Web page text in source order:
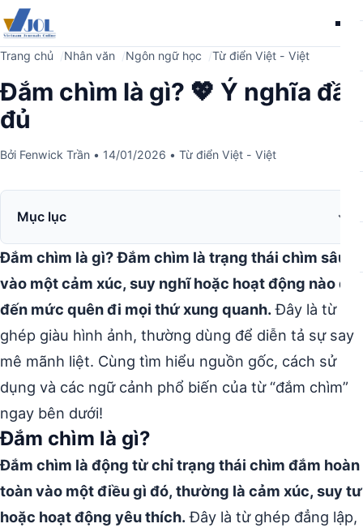
Trang chủ Nhân văn Ngôn ngữ học Từ điển Việt - Việt
Đắm chìm là gì? 💖 Ý nghĩa đầy
đủ
Bởi Fenwick Trần • 14/01/2026 • Từ điển Việt - Việt
Mục lục
Đắm chìm là gì? Đắm chìm là trạng thái chìm sâu
vào một cảm xúc, suy nghĩ hoặc hoạt động nào đó
đến mức quên đi mọi thứ xung quanh.Đây là từ
ghép giàu hình ảnh, thường dùng để diễn tả sự say
mê mãnh liệt. Cùng tìm hiểu nguồn gốc, cách sử
dụng và các ngữ cảnh phổ biến của từ “đắm chìm”
ngay bên dưới!
Đắm chìm là gì?
Đắm chìm là động từ chỉ trạng thái chìm đắm hoàn
toàn vào một điều gì đó, thường là cảm xúc, suy tư
hoặc hoạt động yêu thích.Đây là từ ghép đẳng lập,